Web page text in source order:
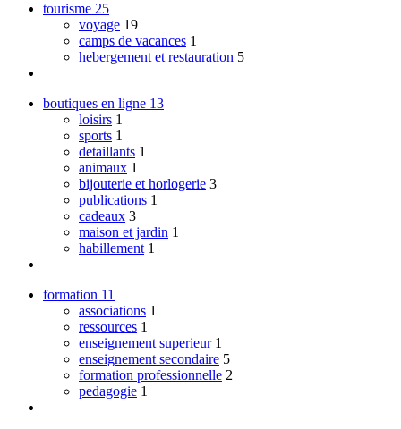
tourisme 25
voyage 19
camps de vacances 1
hebergement et restauration 5
boutiques en ligne 13
loisirs 1
sports 1
detaillants 1
animaux 1
bijouterie et horlogerie 3
publications 1
cadeaux 3
maison et jardin 1
habillement 1
formation 11
associations 1
ressources 1
enseignement superieur 1
enseignement secondaire 5
formation professionnelle 2
pedagogie 1